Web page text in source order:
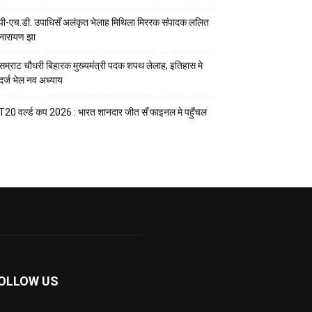
एच.डी. उपाधिसँ अलंकृत भेलाह मिथिला मिररक संपादक ललित
झा
चौधरी बिहारक मुख्यमंत्री पदक शपथ लेलाह, इतिहास मे
भेल नव अध्याय
वर्ल्ड कप 2026 : भारत शानदार जीत सँ फाइनल मे पहुँचल
US